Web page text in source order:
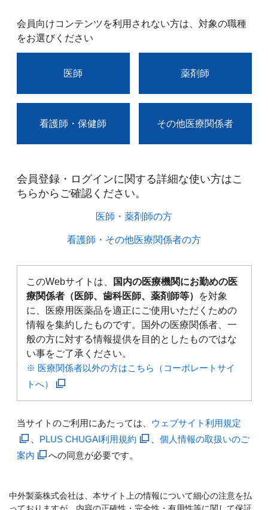
会員向けコンテンツを利用されない方は、対象の職種
をお選びください
医師 薬剤師
看護師・保健師 その他医療関係者
会員登録・ログインに関する詳細な使い方はこ
ちらからご確認ください。​
医師・薬剤師の方​
看護師・その他医療関係者の方​
このWebサイトは、
国内の医療機関にお勤めの医
療関係者（医師、歯科医師、薬剤師等）
を対象
に、医療用医薬品を適正にご使用いただくための
情報を集約したものです。国外の医療関係者、一
般の方に対する情報提供を目的としたものではな
い事をご了承ください。
※ 医療関係者以外の方はこちら（コーポレートサイ
トへ）
当サイトのご利用にあたっては、 ウェブサイト利用規定
PLUS CHUGAI利用規約
個人情報の取扱いのご
案内
への同意が必要です。
中外製薬株式会社は、本サイト上の情報について細心の注意を払
っておりますが、内容の正確性・完全性・有用性等に関して保証